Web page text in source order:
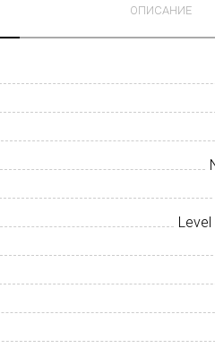
ОПИСАНИЕ